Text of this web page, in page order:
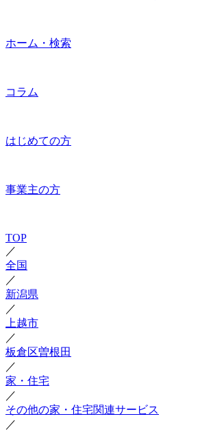
ホーム・検索
コラム
はじめての方
事業主の方
TOP
／
全国
／
新潟県
／
上越市
／
板倉区曽根田
／
家・住宅
／
その他の家・住宅関連サービス
／